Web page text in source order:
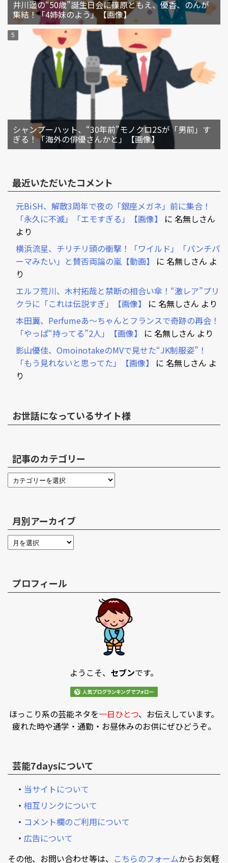
井川遥の“50歳”誕生日会に篠原ともえ、優香、のんが
集結！「4姉妹のよう」【画像】
シャンプーハット、“30年前”モノクロ2Sが「男前」す
ぎる！「海外の俳優さんかと」【画像】
最近いただいたコメント
元BiSH、解散3周年で夜の「銀座メガネ」前に集合！
「永久に不滅」「エモすぎる」【画像】
に 名無しさん
より
横浜流星、チリチリ頭の衝撃！「ワイルド」「パンチパ
ーマみたい」と賛否両論の嵐【動画】
に 名無しさん よ
り
エルフ荒川、木村拓哉と禁断の相合い傘！“激レア”プリ
クラに「これは伝説すぎ」【画像】
に 名無しさん より
本田翼、Perfumeあ～ちゃんとフランスで奇跡の再会！
「やっぱ“持ってる”2人」【画像】
に 名無しさん より
影山優佳、OmoinotakeのMVで見せた“JK制服姿”！
「もう見れないと思ってた」【画像】
に 名無しさん よ
り
お世話になっているサイト様
記事のカテゴリー
月別アーカイブ
プロフィール
ようこそ、 セブンです。
ほっこり系の芸能ネタを一日ひとつ、お伝えしています。
疲れた時や通学・通勤・お昼休みのお供にぜひどうぞ。
芸能7daysについて
・ 当サイトについて
・ 相互リンクについて
・ コメント欄のご利用について
・ 広告について
その他、お問い合わせ等は、 こちらのフォームからお気軽